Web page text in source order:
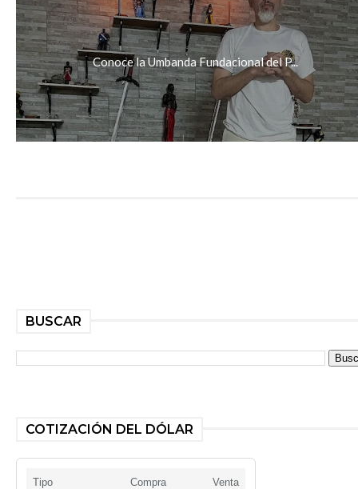
Conoce la Umbanda Fundacional del P...
BUSCAR
COTIZACIÓN DEL DÓLAR
Tipo Compra Venta